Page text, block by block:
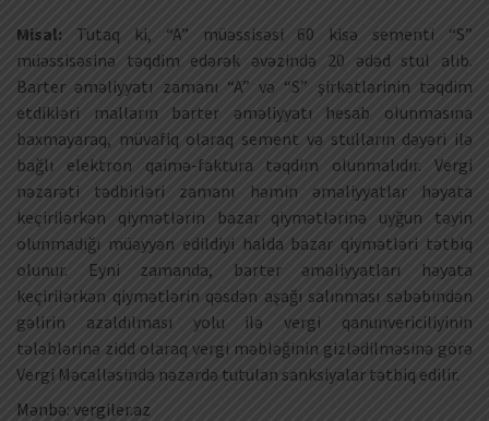
Misal: Tutaq ki, “A” müəssisəsi 60 kisə sementi “S”
müəssisəsinə təqdim edərək əvəzində 20 ədəd stul alıb.
Barter əməliyyatı zamanı “A” və “S” şirkətlərinin təqdim
etdikləri malların barter əməliyyatı hesab olunmasına
baxmayaraq, müvafiq olaraq sement və stulların dəyəri ilə
bağlı elektron qaimə-faktura təqdim olunmalıdır. Vergi
nəzarəti tədbirləri zamanı həmin əməliyyatlar həyata
keçirilərkən qiymətlərin bazar qiymətlərinə uyğun təyin
olunmadığı müəyyən edildiyi halda bazar qiymətləri tətbiq
olunur. Eyni zamanda, barter əməliyyatları həyata
keçirilərkən qiymətlərin qəsdən aşağı salınması səbəbindən
gəlirin azaldılması yolu ilə vergi qanunvericiliyinin
tələblərinə zidd olaraq vergi məbləğinin gizlədilməsinə görə
Vergi Məcəlləsində nəzərdə tutulan sanksiyalar tətbiq edilir.
Mənbə: vergiler.az